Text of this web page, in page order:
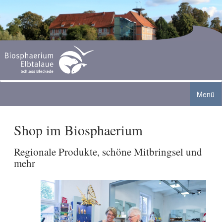
Menü
Biosphaerium Elbtalaue
Ausstellung
Aquarienlandschaft
Angebote
Familien
Schulen
Aktuelles
Sommer-Ferienprogramm 2026
Grenzturm Neu Bleckede geöffnet
Shop im Biosphaerium
Regionale Produkte, schöne Mitbringsel und
mehr